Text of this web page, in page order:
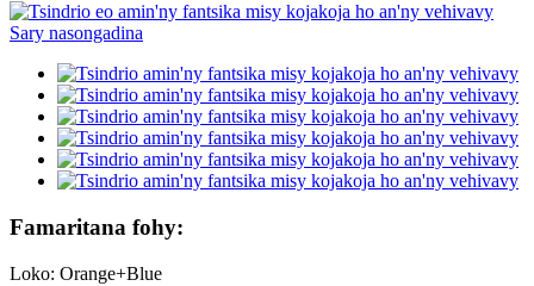
Famaritana fohy:
Loko: Orange+Blue